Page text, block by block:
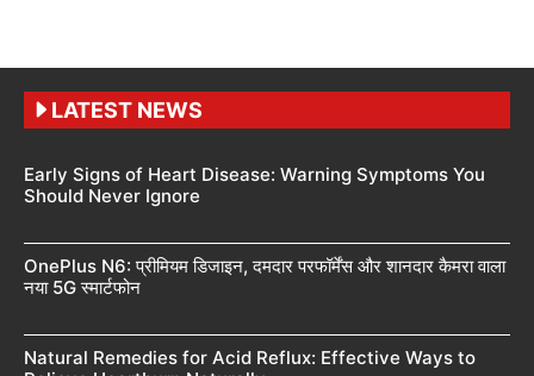
LATEST NEWS
Early Signs of Heart Disease: Warning Symptoms You
Should Never Ignore
OnePlus N6: प्रीमियम डिजाइन, दमदार परफॉर्मेंस और शानदार कैमरा वाला
नया 5G स्मार्टफोन
Natural Remedies for Acid Reflux: Effective Ways to